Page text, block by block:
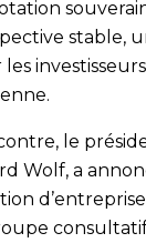
stable,
le
Wolf, a